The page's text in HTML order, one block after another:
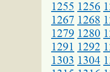
1255 1256
1267 1268
1279 1280
1291 1292
1303 1304